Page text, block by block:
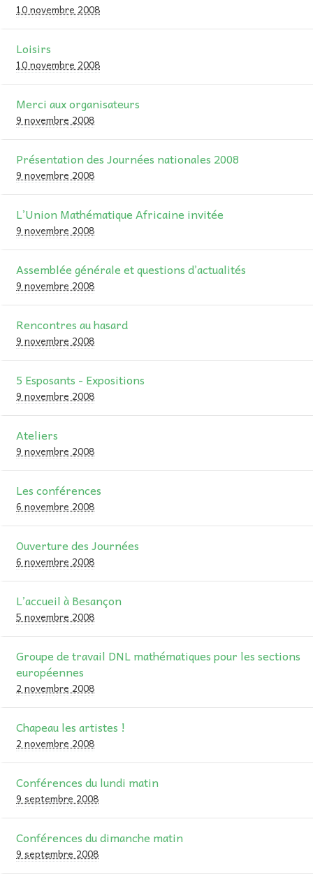
10 novembre 2008
Loisirs
10 novembre 2008
Merci aux organisateurs
9 novembre 2008
Présentation des Journées nationales 2008
9 novembre 2008
L’Union Mathématique Africaine invitée
9 novembre 2008
Assemblée générale et questions d’actualités
9 novembre 2008
Rencontres au hasard
9 novembre 2008
5 Esposants - Expositions
9 novembre 2008
Ateliers
9 novembre 2008
Les conférences
6 novembre 2008
Ouverture des Journées
6 novembre 2008
L’accueil à Besançon
5 novembre 2008
Groupe de travail DNL mathématiques pour les sections
européennes
2 novembre 2008
Chapeau les artistes !
2 novembre 2008
Conférences du lundi matin
9 septembre 2008
Conférences du dimanche matin
9 septembre 2008